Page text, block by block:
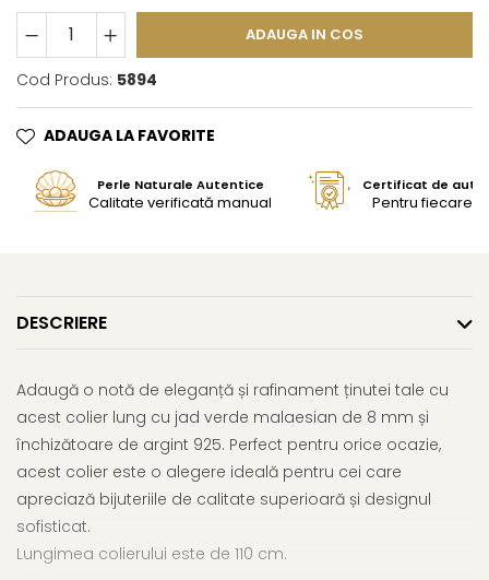
ADAUGA IN COS
Cod Produs: 5894
ADAUGA LA FAVORITE
Perle Naturale Autentice
Calitate verificată manual
Certificat de
Pentru fiecare
DESCRIERE
Adaugă o notă de eleganță și rafinament ținutei tale cu
acest colier lung cu jad verde malaesian de 8 mm și
închizătoare de argint 925. Perfect pentru orice ocazie,
acest colier este o alegere ideală pentru cei care
apreciază bijuteriile de calitate superioară și designul
sofisticat.
Lungimea colierului este de 110 cm.